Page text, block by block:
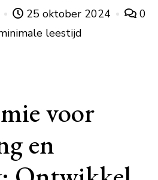
25 oktober 2024
0
leestijd
voor
en